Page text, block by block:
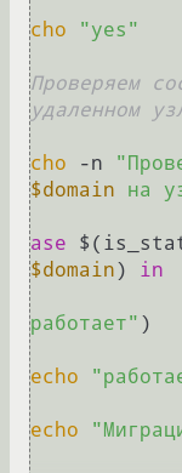
cho
"yes"
Проверяем
удаленном
cho -n
$domain на
ase
$domain) in
работает" )
echo
echo